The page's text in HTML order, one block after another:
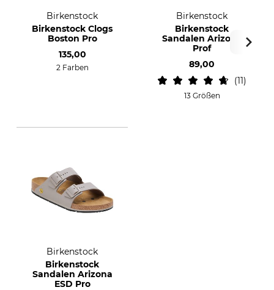
Birkenstock
Birkenstock Clogs
Boston Pro
135,00
2 Farben
Birkenstock
Birkenstock
Sandalen Arizona
Prof
89,00
11
13 Größen
Birkenstock
Birkenstock
Sandalen Arizona
ESD Pro